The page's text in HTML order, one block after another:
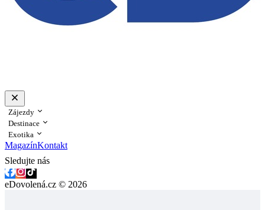
Zájezdy
Destinace
Exotika
MagazínKontakt
Sledujte nás
eDovolená.cz © 2026